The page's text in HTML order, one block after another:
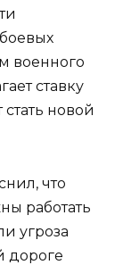
военного
ставку
новой
что
работать
угроза
дороге